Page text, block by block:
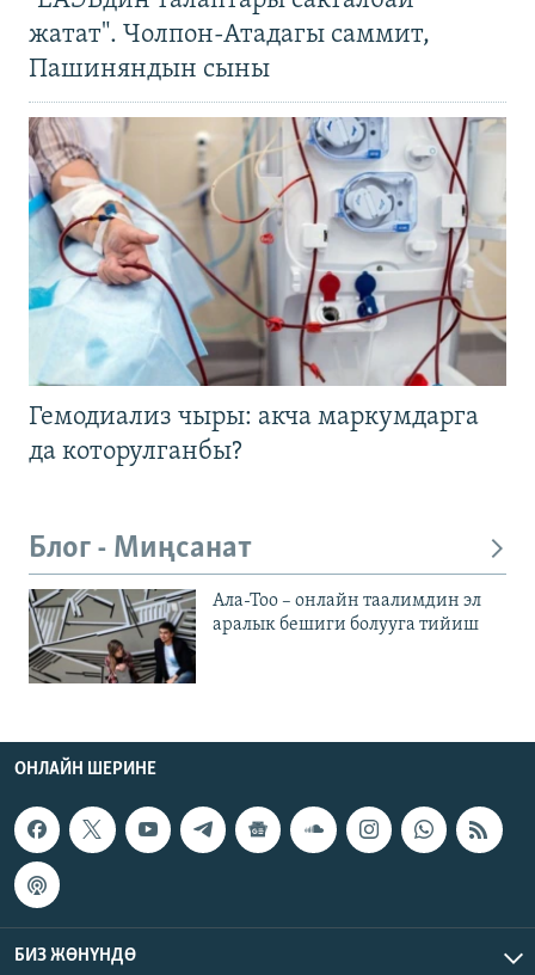
жатат". Чолпон-Атадагы саммит,
Пашиняндын сыны
Гемодиализ чыры: акча маркумдарга
да которулганбы?
Блог - Миңсанат
Ала-Тоо – онлайн таалимдин эл
аралык бешиги болууга тийиш
ОНЛАЙН ШЕРИНЕ
БИЗ ЖӨНҮНДӨ